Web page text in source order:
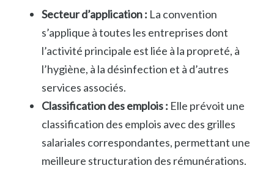
Secteur d’application : La convention
s’applique à toutes les entreprises dont
l’activité principale est liée à la propreté, à
l’hygiène, à la désinfection et à d’autres
services associés.
Classification des emplois : Elle prévoit une
classification des emplois avec des grilles
salariales correspondantes, permettant une
meilleure structuration des rémunérations.